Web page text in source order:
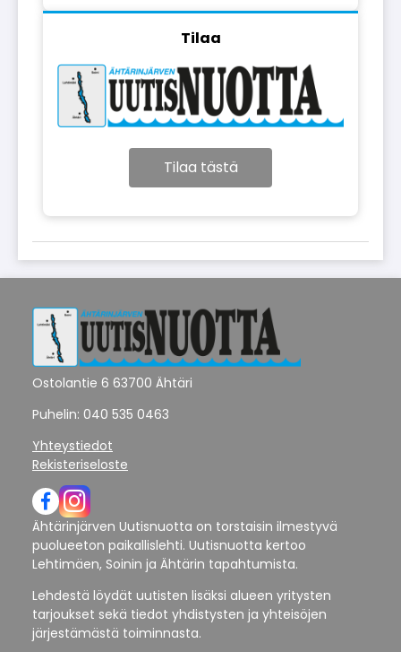
Tilaa
Tilaa tästä
Ostolantie 6 63700 Ähtäri
Puhelin: 040 535 0463
Yhteystiedot
Rekisteriseloste
Ähtärinjärven Uutisnuotta on torstaisin ilmestyvä
puolueeton paikallislehti. Uutisnuotta kertoo
Lehtimäen, Soinin ja Ähtärin tapahtumista.
Lehdestä löydät uutisten lisäksi alueen yritysten
tarjoukset sekä tiedot yhdistysten ja yhteisöjen
järjestämästä toiminnasta.